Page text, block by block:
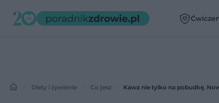
Diety i żywienie Co jesz Kawa nie tylko na pobudkę.